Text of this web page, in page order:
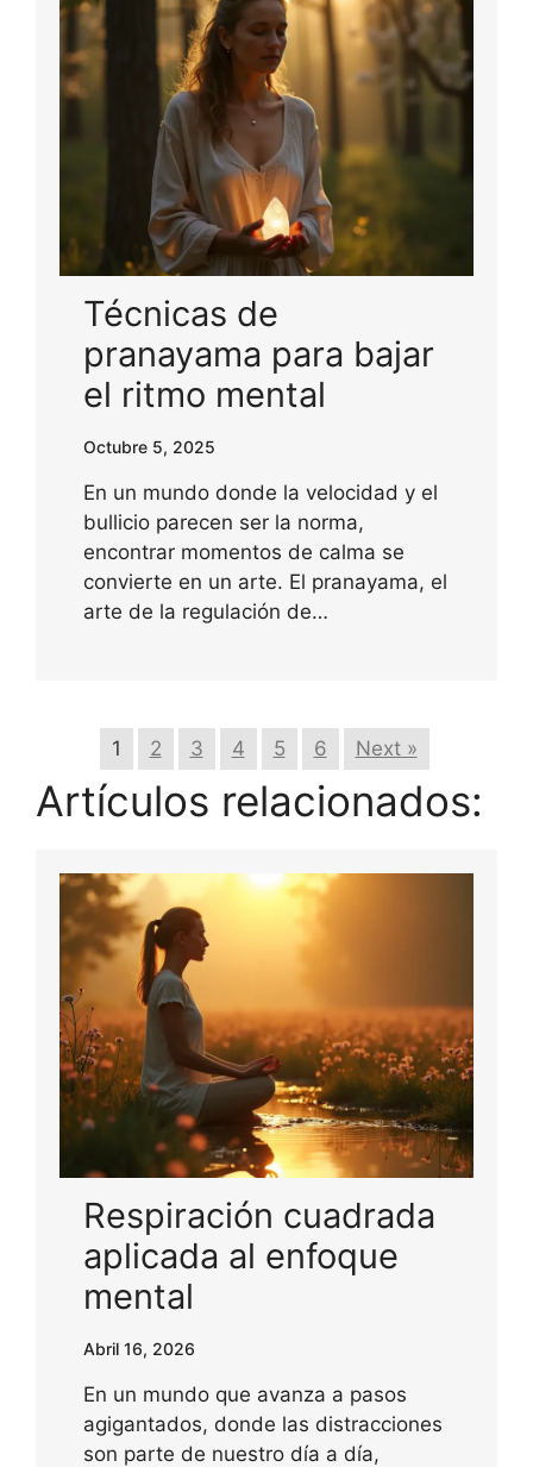
Técnicas de
pranayama para bajar
el ritmo mental
Octubre 5, 2025
En un mundo donde la velocidad y el
bullicio parecen ser la norma,
encontrar momentos de calma se
convierte en un arte. El pranayama, el
arte de la regulación de…
1 2 3 4 5 6 Next »
Artículos relacionados:
Respiración cuadrada
aplicada al enfoque
mental
Abril 16, 2026
En un mundo que avanza a pasos
agigantados, donde las distracciones
son parte de nuestro día a día,